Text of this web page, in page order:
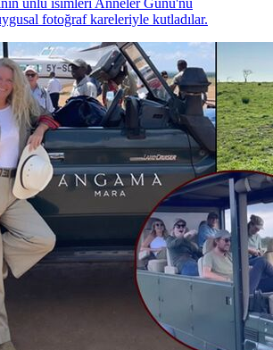
fotoğraf kareleriyle kutladılar.